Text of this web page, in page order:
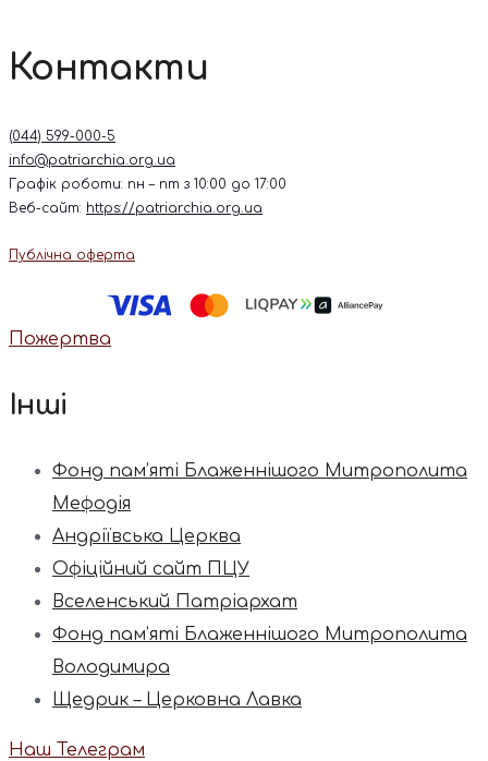
Контакти
(044) 599-000-5
info@patriarchia.org.ua
Графік роботи: пн – пт з 10:00 до 17:00
Веб-сайт: https://patriarchia.org.ua
Публічна оферта
Пожертва
Інші
Фонд пам’яті Блаженнішого Митрополита
Мефодія
Андріївська Церква
Офіційний сайт ПЦУ
Вселенський Патріархат
Фонд пам’яті Блаженнішого Митрополита
Володимира
Щедрик – Церковна Лавка
Наш Телеграм